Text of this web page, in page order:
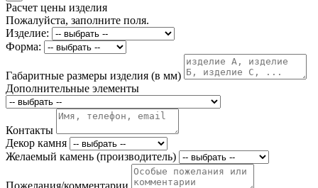
Расчет цены изделия
Пожалуйста, заполните поля.
Изделие:
Форма:
Габаритные размеры изделия (в мм)
Дополнительные элементы
Контакты
Декор камня
Желаемый камень (производитель)
Пожелания/комментарии